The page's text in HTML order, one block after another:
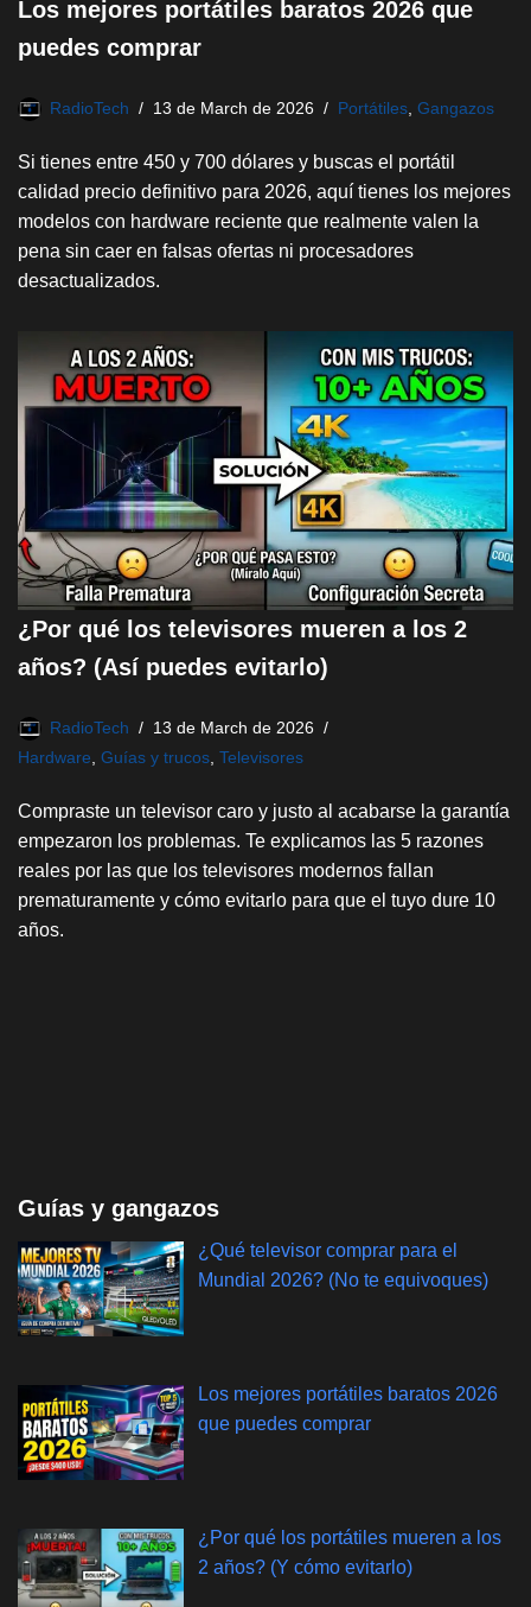
Los mejores portátiles baratos 2026 que
puedes comprar
RadioTech 13 de March de 2026 Portátiles Gangazos
Si tienes entre 450 y 700 dólares y buscas el portátil
calidad precio definitivo para 2026, aquí tienes los mejores
modelos con hardware reciente que realmente valen la
pena sin caer en falsas ofertas ni procesadores
desactualizados.
¿Por qué los televisores mueren a los 2
años? (Así puedes evitarlo)
RadioTech
13 de March de 2026
Hardware Guías y trucos Televisores
Compraste un televisor caro y justo al acabarse la garantía
empezaron los problemas. Te explicamos las 5 razones
reales por las que los televisores modernos fallan
prematuramente y cómo evitarlo para que el tuyo dure 10
años.
Guías y gangazos
¿Qué televisor comprar para el
Mundial 2026? (No te equivoques)
Los mejores portátiles baratos 2026
que puedes comprar
¿Por qué los portátiles mueren a los
2 años? (Y cómo evitarlo)